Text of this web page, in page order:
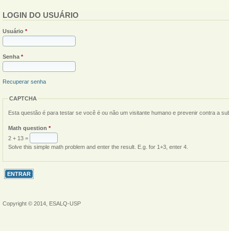
LOGIN DO USUÁRIO
Usuário *
Senha *
Recuperar senha
CAPTCHA
Esta questão é para testar se você é ou não um visitante humano e prevenir contra a
Math question *
2 + 13 =
Solve this simple math problem and enter the result. E.g. for 1+3, enter 4.
Copyright © 2014, ESALQ-USP